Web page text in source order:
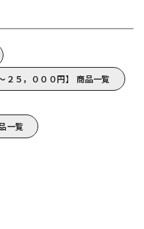
５，０００円】 商品一覧
一覧